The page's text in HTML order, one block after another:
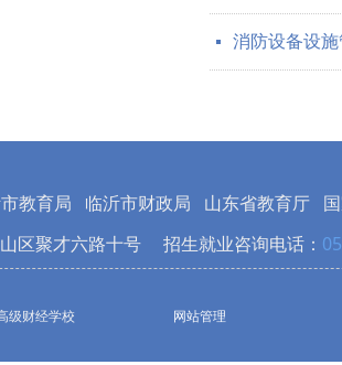
넷 消防设备设
区聚才六路十号 招生就业咨询电话：
教育局 临沂市财政局 山东省教育厅
级财经学校 网站管理